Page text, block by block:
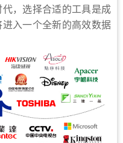
，选择合适的工具是成
入一个全新的高效数据